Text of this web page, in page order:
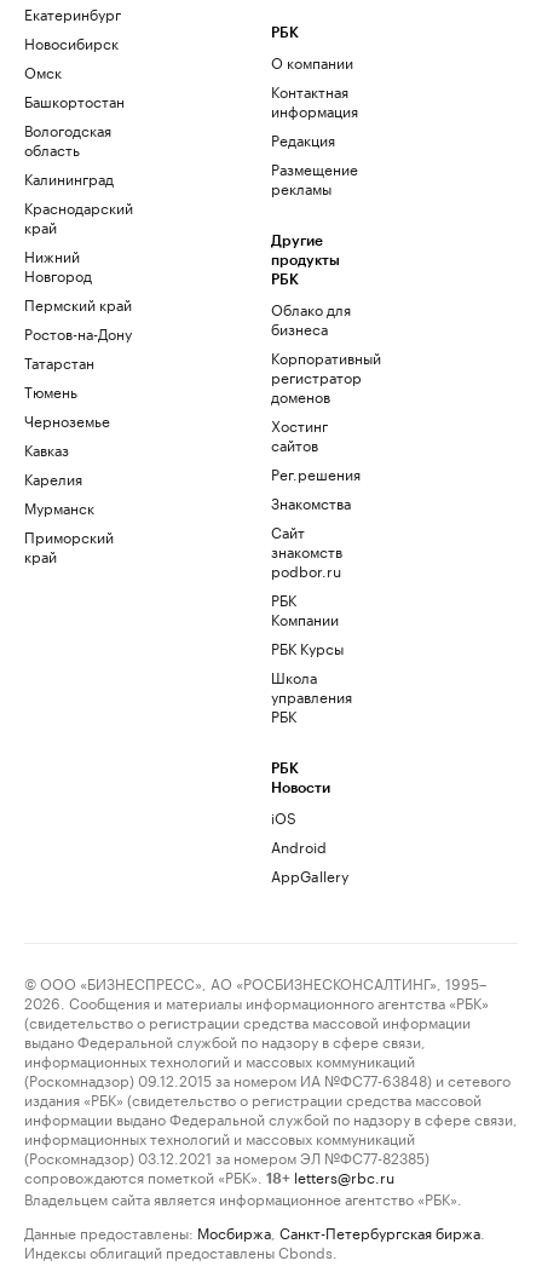
Екатеринбург
Новосибирск
Омск
Башкортостан
Вологодская
область
Калининград
Краснодарский
край
Нижний
Новгород
Пермский край
Ростов-на-Дону
Татарстан
Тюмень
Черноземье
Кавказ
Карелия
Мурманск
Приморский
край
РБК
О компании
Контактная
информация
Редакция
Размещение
рекламы
Другие
продукты
РБК
Облако для
бизнеса
Корпоративный
регистратор
доменов
Хостинг
сайтов
Рег.решения
Знакомства
Сайт
знакомств
podbor.ru
РБК
Компании
РБК Курсы
Школа
управления
РБК
РБК
Новости
iOS
Android
AppGallery
© ООО «БИЗНЕСПРЕСС», АО «РОСБИЗНЕСКОНСАЛТИНГ», 1995–
2026. Сообщения и материалы информационного агентства «РБК»
(свидетельство о регистрации средства массовой информации
выдано Федеральной службой по надзору в сфере связи,
информационных технологий и массовых коммуникаций
(Роскомнадзор) 09.12.2015 за номером ИА №ФС77-63848) и сетевого
издания «РБК» (свидетельство о регистрации средства массовой
информации выдано Федеральной службой по надзору в сфере связи,
информационных технологий и массовых коммуникаций
(Роскомнадзор) 03.12.2021 за номером ЭЛ №ФС77-82385)
сопровождаются пометкой «РБК».
18+ letters@rbc.ru
Владельцем сайта является информационное агентство «РБК».
Данные предоставлены: Мосбиржа Санкт-Петербургская биржа
Индексы облигаций предоставлены Cbonds.